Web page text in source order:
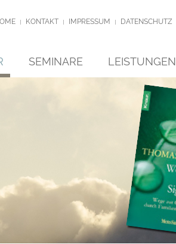
KONTAKT IMPRESSUM DATENSCHUTZ
SEMINARE LEISTUNGEN